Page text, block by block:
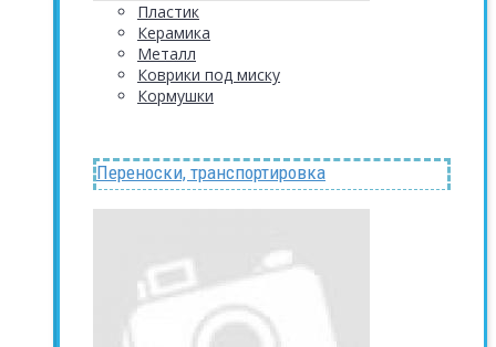
Пластик
Керамика
Металл
Коврики под миску
Кормушки
Переноски, транспортировка